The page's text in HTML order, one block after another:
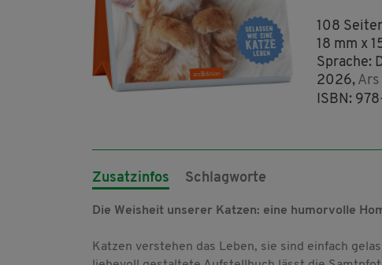
108
18 mm x
Sprache:
2026,
ISBN:
Zusatzinfos Schlagworte
Die Weisheit unserer Katzen: eine humorvolle
Katzen verstehen das Leben, sie sind einfach